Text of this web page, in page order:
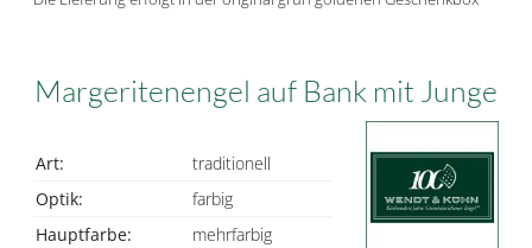
Margeritenengel auf Bank mit Junge
Art:
traditionell
Optik:
farbig
Hauptfarbe:
mehrfarbig